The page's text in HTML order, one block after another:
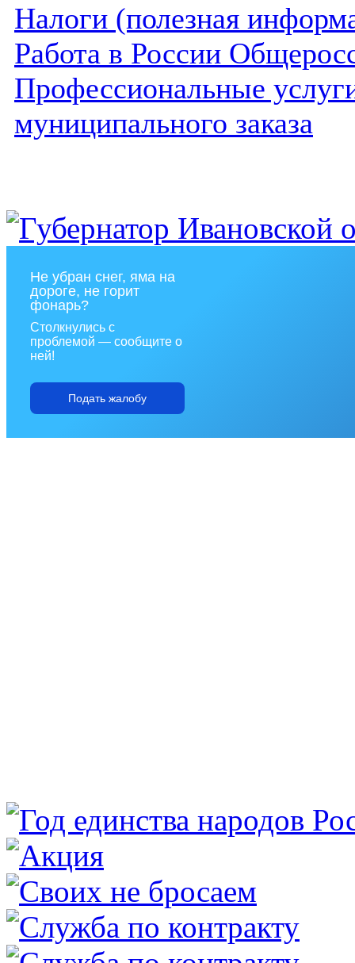
Налоги (полезная
Работа в России
Профессиональные
муниципального заказа
Не убран снег, яма на
дороге, не горит
фонарь?
Столкнулись с
проблемой — сообщите о
ней!
Подать жалобу